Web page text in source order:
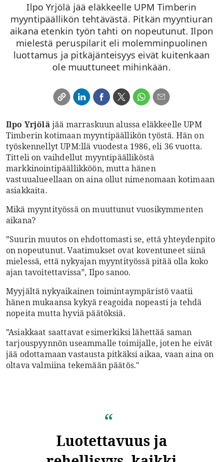
Ilpo Yrjölä jää eläkkeelle UPM Timberin
myyntipäällikön tehtävästä. Pitkän myyntiuran
aikana etenkin työn tahti on nopeutunut. Ilpon
mielestä peruspilarit eli molemminpuolinen
luottamus ja pitkäjänteisyys eivät kuitenkaan
ole muuttuneet mihinkään.
Ilpo Yrjölä jää marraskuun alussa eläkkeelle UPM
Timberin kotimaan myyntipäällikön työstä. Hän on
työskennellyt UPM:llä vuodesta 1986, eli 36 vuotta.
Titteli on vaihdellut myyntipäälliköstä
markkinointipäällikköön, mutta hänen
vastuualueellaan on aina ollut nimenomaan kotimaan
asiakkaita.
Mikä myyntityössä on muuttunut vuosikymmenten
aikana?
”Suurin muutos on ehdottomasti se, että yhteydenpito
on nopeutunut. Vaatimukset ovat koventuneet siinä
mielessä, että nykyajan myyntityössä pitää olla koko
ajan tavoitettavissa”, Ilpo sanoo.
Myyjältä nykyaikainen toimintaympäristö vaatii
hänen mukaansa kykyä reagoida nopeasti ja tehdä
nopeita mutta hyviä päätöksiä.
”Asiakkaat saattavat esimerkiksi lähettää saman
tarjouspyynnön useammalle toimijalle, joten he eivät
jää odottamaan vastausta pitkäksi aikaa, vaan aina on
oltava valmiina tekemään päätös."
Luotettavuus ja